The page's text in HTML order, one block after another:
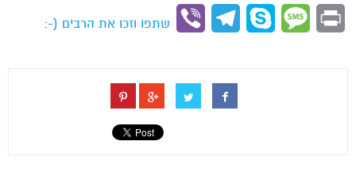
Print
Message
Skype
Telegram
Viber
שתפו וזכו את הרבים (-: